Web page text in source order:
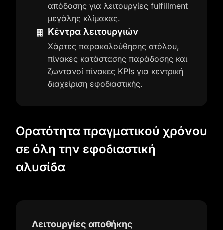
απόδοσης για λειτουργίες fulfillment
μεγάλης κλίμακας.
Κέντρα λειτουργιών
Χάρτες παρακολούθησης στόλου,
πίνακες κατάστασης παράδοσης και
ζωντανοί πίνακες KPIs για κεντρική
διαχείριση εφοδιαστικής.
Ορατότητα πραγματικού χρόνου
σε όλη την εφοδιαστική
αλυσίδα
Λειτουργίες αποθήκης